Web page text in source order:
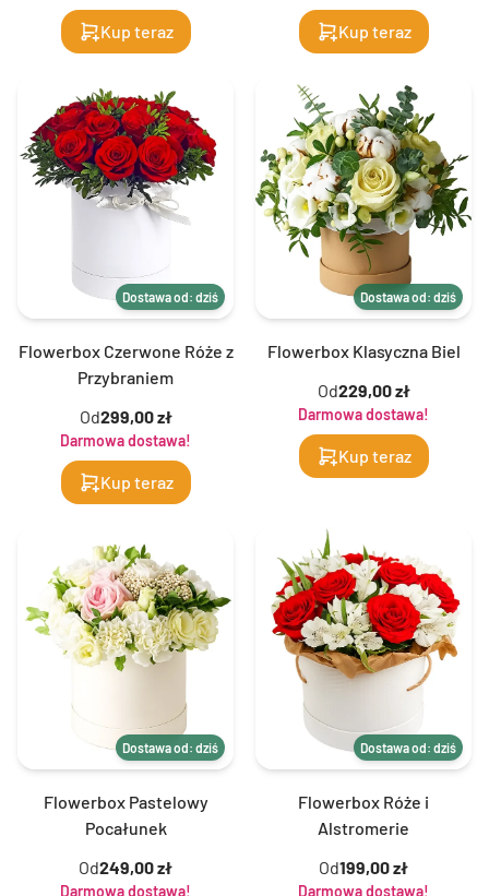
Kup teraz Kup teraz
Dostawa od: dziś
Flowerbox Czerwone Róże z
Przybraniem
Od299,00 zł
Darmowa dostawa!
Kup teraz
Dostawa od: dziś
Flowerbox Klasyczna Biel
Od229,00 zł
Darmowa dostawa!
Kup teraz
Dostawa od: dziś
Flowerbox Pastelowy
Pocałunek
Od249,00 zł
Darmowa dostawa!
Dostawa od: dziś
Flowerbox Róże i
Alstromerie
Od199,00 zł
Darmowa dostawa!